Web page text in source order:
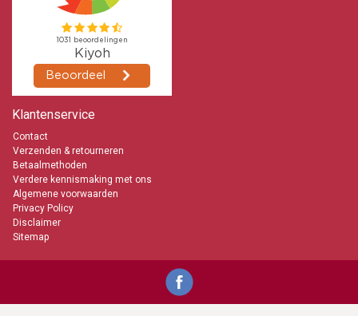
Klantenservice
Contact
Verzenden & retourneren
Betaalmethoden
Verdere kennismaking met ons
Algemene voorwaarden
Privacy Policy
Disclaimer
Sitemap